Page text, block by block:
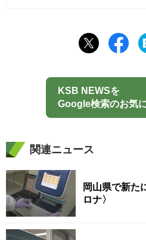
KSB NEWSを
Google検索のお気
関連ニュース
岡山県で新た
ロナ〉